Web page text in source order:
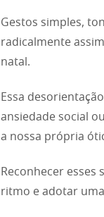
Gestos simples,
radicalmente
natal.
Essa
ansiedade social
a nossa própria
Reconhecer
ritmo e adotar